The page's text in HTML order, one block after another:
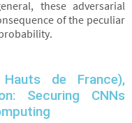
these adversarial
of the peculiar
de France),
Securing CNNs